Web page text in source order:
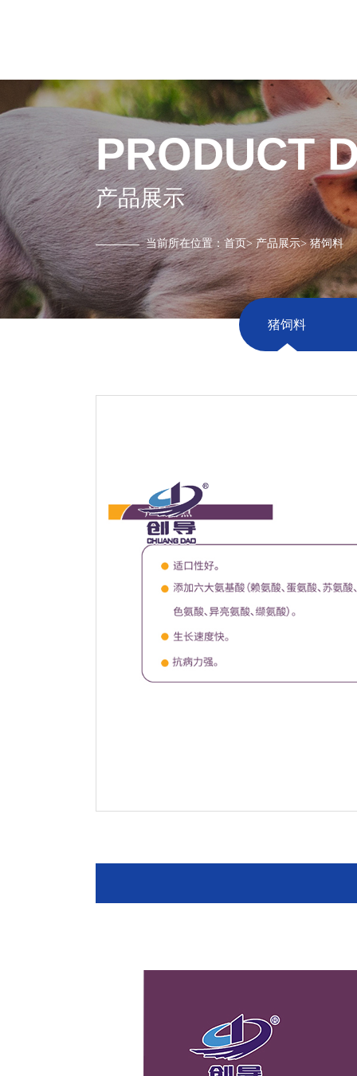
PRODUCT
产品展示
当前所在位置： 首页> 产品展示>猪饲料
猪饲料